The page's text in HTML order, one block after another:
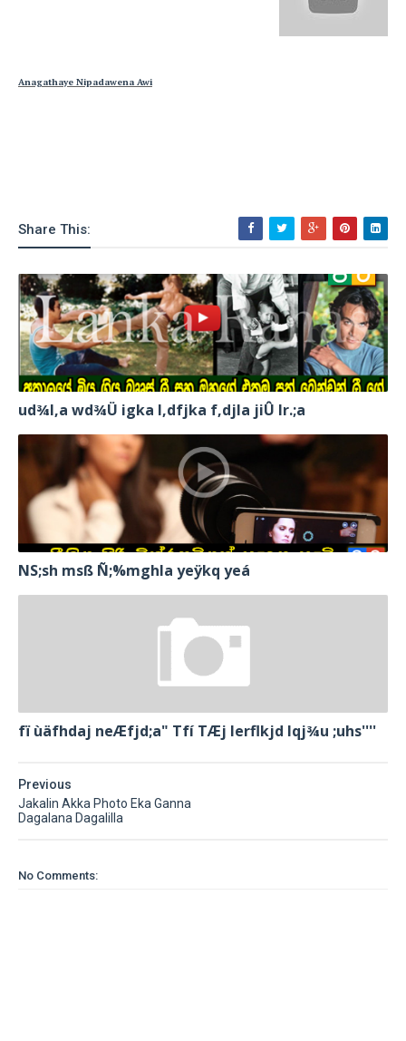
Anagathaye Nipadawena Awi
Share This:
ud¾I,a wd¾Ü igka l,dfjka f,djla jiÛ lr.;a
NS;sh msß Ñ;%mghla yeÿkq yeá
fï ùäfhdaj neÆfjd;a" Tfí TÆj lerflkjd Iqj¾u ;uhs''''
Previous
Jakalin Akka Photo Eka Ganna
Dagalana Dagalilla
No Comments: